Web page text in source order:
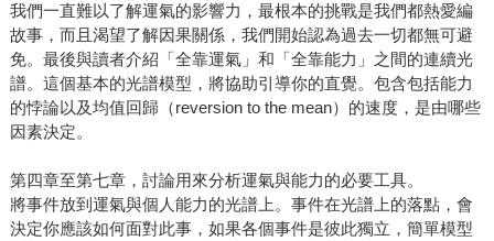
我們一直難以了解運氣的影響力，最根本的挑戰是我們都熱愛編
故事，而且渴望了解因果關係，我們開始認為過去一切都無可避
免。最後與讀者介紹「全靠運氣」和「全靠能力」之間的連續光
譜。這個基本的光譜模型，將協助引導你的直覺。包含包括能力
的悖論以及均值回歸（reversion to the mean）的速度，是由哪些
因素決定。
第四章至第七章，討論用來分析運氣與能力的必要工具。
將事件放到運氣與個人能力的光譜上。事件在光譜上的落點，會
決定你應該如何面對此事，如果各個事件是彼此獨立，簡單模型